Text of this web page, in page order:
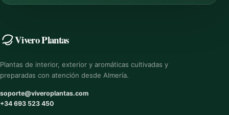
Vivero Plantas
Plantas de interior, exterior y aromáticas cultivadas y
preparadas con atención desde Almería.
soporte@viveroplantas.com
+34 693 523 450